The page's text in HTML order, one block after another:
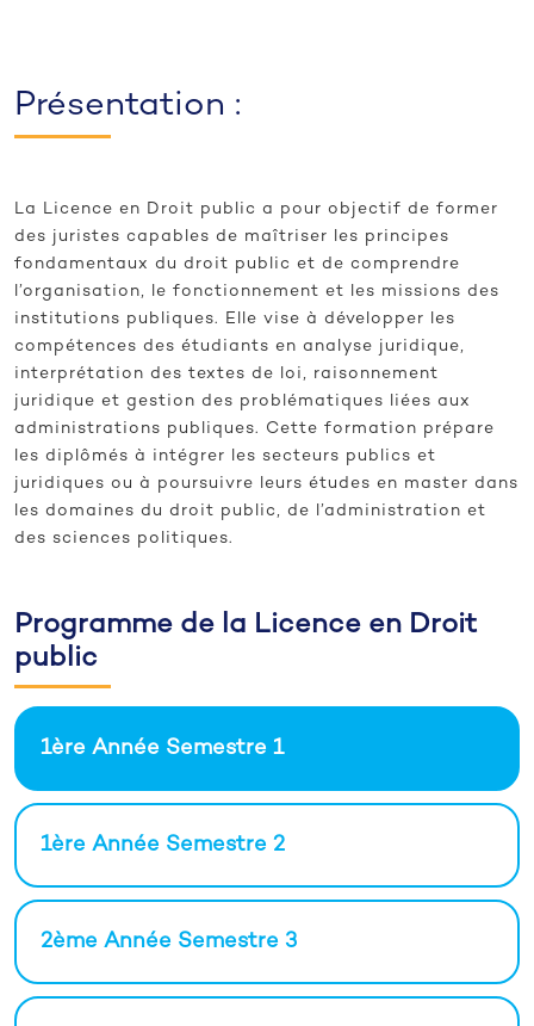
Présentation :
La Licence en Droit public a pour objectif de former
des juristes capables de maîtriser les principes
fondamentaux du droit public et de comprendre
l’organisation, le fonctionnement et les missions des
institutions publiques. Elle vise à développer les
compétences des étudiants en analyse juridique,
interprétation des textes de loi, raisonnement
juridique et gestion des problématiques liées aux
administrations publiques. Cette formation prépare
les diplômés à intégrer les secteurs publics et
juridiques ou à poursuivre leurs études en master dans
les domaines du droit public, de l’administration et
des sciences politiques.
Programme de la Licence en Droit
public
1ère Année Semestre 1
1ère Année Semestre 2
2ème Année Semestre 3